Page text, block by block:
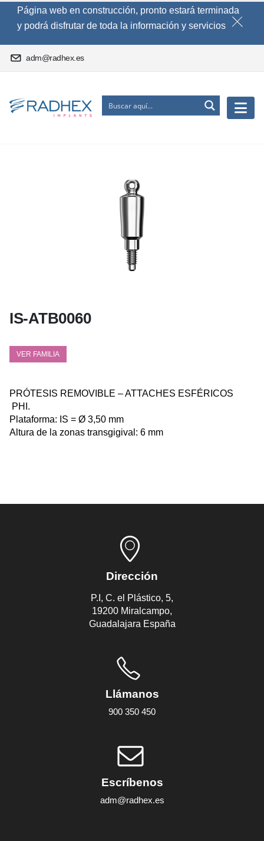
Página web en construcción, pronto estará terminada
y podrá disfrutar de toda la información y servicios
adm@radhex.es
IS-ATB0060
VER FAMILIA
PRÓTESIS REMOVIBLE – ATTACHES ESFÉRICOS
PHI.
Plataforma: IS = Ø 3,50 mm
Altura de la zonas transgigival: 6 mm
Dirección
P.I, C. el Plástico, 5,
19200 Miralcampo,
Guadalajara España
Llámanos
900 350 450
Escríbenos
adm@radhex.es